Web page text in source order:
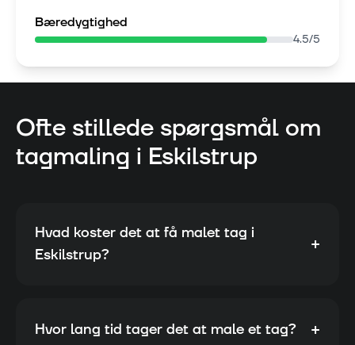
Bæredygtighed
4.5/5
Ofte stillede spørgsmål om
tagmaling i Eskilstrup
Hvad koster det at få malet tag i
Eskilstrup?
+
Hvor lang tid tager det at male et tag? +